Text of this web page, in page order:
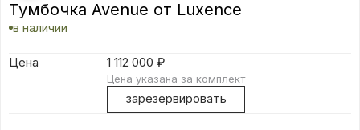
Тумбочка Avenue от Luxence
в наличии
Цена 1 112 000 ₽
Цена указана за комплект
зарезервировать